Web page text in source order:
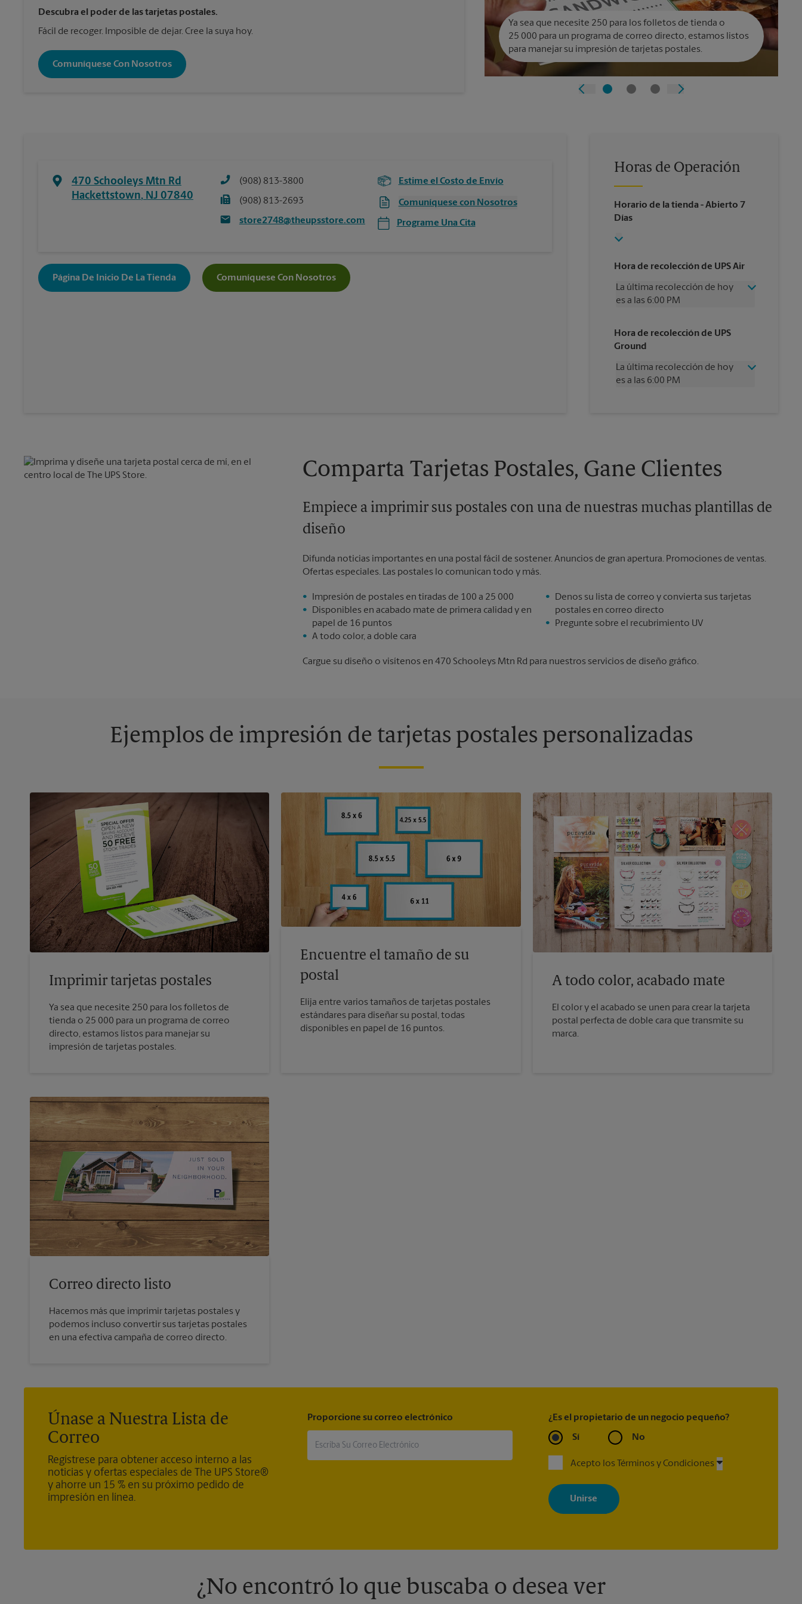
Descubra el poder de las tarjetas postales.
Fácil de recoger. Imposible de dejar. Cree la suya hoy.
Comuníquese Con Nosotros
Ya sea que necesite 250 para los folletos de tienda o
25 000 para un programa de correo directo, estamos listos
para manejar su impresión de tarjetas postales.
470 Schooleys Mtn Rd
Hackettstown, NJ 07840
(908) 813-3800
(908) 813-2693
store2748@theupsstore.com
Estime el Costo de Envío
Comuníquese con Nosotros
Programe Una Cita
Página De Inicio De La Tienda Comuníquese Con Nosotros
Horas de Operación
Horario de la tienda - Abierto 7
Días
Hora de recolección de UPS Air
La última recolección de hoy
es a las 6:00 PM
Jueves
6:00 PM
Viernes
Sábado
3:00 PM
Domingo
Sin Recolección
Hora de recolección de UPS
Ground
La última recolección de hoy
es a las 6:00 PM
Domingo
Lunes
6:00 PM
Comparta Tarjetas Postales, Gane Clientes
Empiece a imprimir sus postales con una de nuestras muchas plantillas de
diseño
Difunda noticias importantes en una postal fácil de sostener. Anuncios de gran apertura. Promociones de ventas.
Ofertas especiales. Las postales lo comunican todo y más.
Impresión de postales en tiradas de 100 a 25 000
Disponibles en acabado mate de primera calidad y en
papel de 16 puntos
A todo color, a doble cara
Denos su lista de correo y convierta sus tarjetas
postales en correo directo
Pregunte sobre el recubrimiento UV
Cargue su diseño o visítenos en 470 Schooleys Mtn Rd para nuestros servicios de diseño gráfico.
Ejemplos de impresión de tarjetas postales personalizadas
Imprimir tarjetas postales
Ya sea que necesite 250 para los folletos de
tienda o 25 000 para un programa de correo
directo, estamos listos para manejar su
impresión de tarjetas postales.
Encuentre el tamaño de su
postal
Elija entre varios tamaños de tarjetas postales
estándares para diseñar su postal, todas
disponibles en papel de 16 puntos.
A todo color, acabado mate
El color y el acabado se unen para crear la tarjeta
postal perfecta de doble cara que transmite su
marca.
Correo directo listo
Hacemos más que imprimir tarjetas postales y
podemos incluso convertir sus tarjetas postales
en una efectiva campaña de correo directo.
Únase a Nuestra Lista de
Correo
Regístrese para obtener acceso interno a las
noticias y ofertas especiales de The UPS Store®
y ahorre un 15 % en su próximo pedido de
impresión en línea.
Proporcione su correo electrónico ¿Es el propietario de un negocio pequeño?
Sí No
Acepto los Términos y Condiciones
Al registrarse, acepta recibir correos electrónicos de The UPS Store
con noticias, ofertas especiales, promociones y mensajes
adaptados a sus intereses. Puede darse de baja en cualquier
momento. Para más información, consulte nuestra política de
información, contacte al centro The UPS Store en su ciudad.
¿No encontró lo que buscaba o desea ver